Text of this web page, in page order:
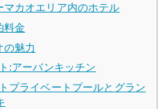
マカオエリア内のホテル
料金
の魅力
:アーバンキッチン
プライベートプールとグラン